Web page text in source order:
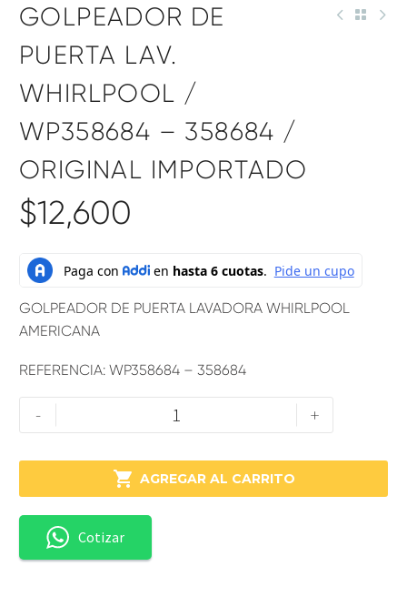
GOLPEADOR DE
PUERTA LAV.
WHIRLPOOL /
WP358684 – 358684 /
ORIGINAL IMPORTADO
$12,600
GOLPEADOR DE PUERTA LAVADORA WHIRLPOOL
AMERICANA
REFERENCIA: WP358684 – 358684
- +
 AGREGAR AL CARRITO
Cotizar